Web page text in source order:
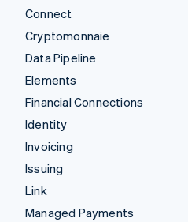
Connect
Cryptomonnaie
Data Pipeline
Elements
Financial Connections
Identity
Invoicing
Issuing
Link
Managed Payments